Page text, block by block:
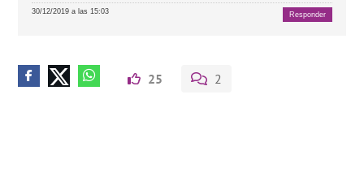
30/12/2019 a las 15:03 Responder
25 2